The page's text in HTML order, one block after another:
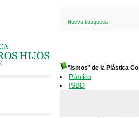
Nueva búsqueda
"Ismos" de la Plástica
Público
ISBD